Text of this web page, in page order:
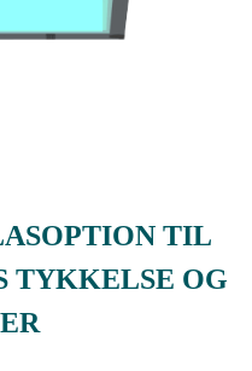
TIL
TYKKELSE OG